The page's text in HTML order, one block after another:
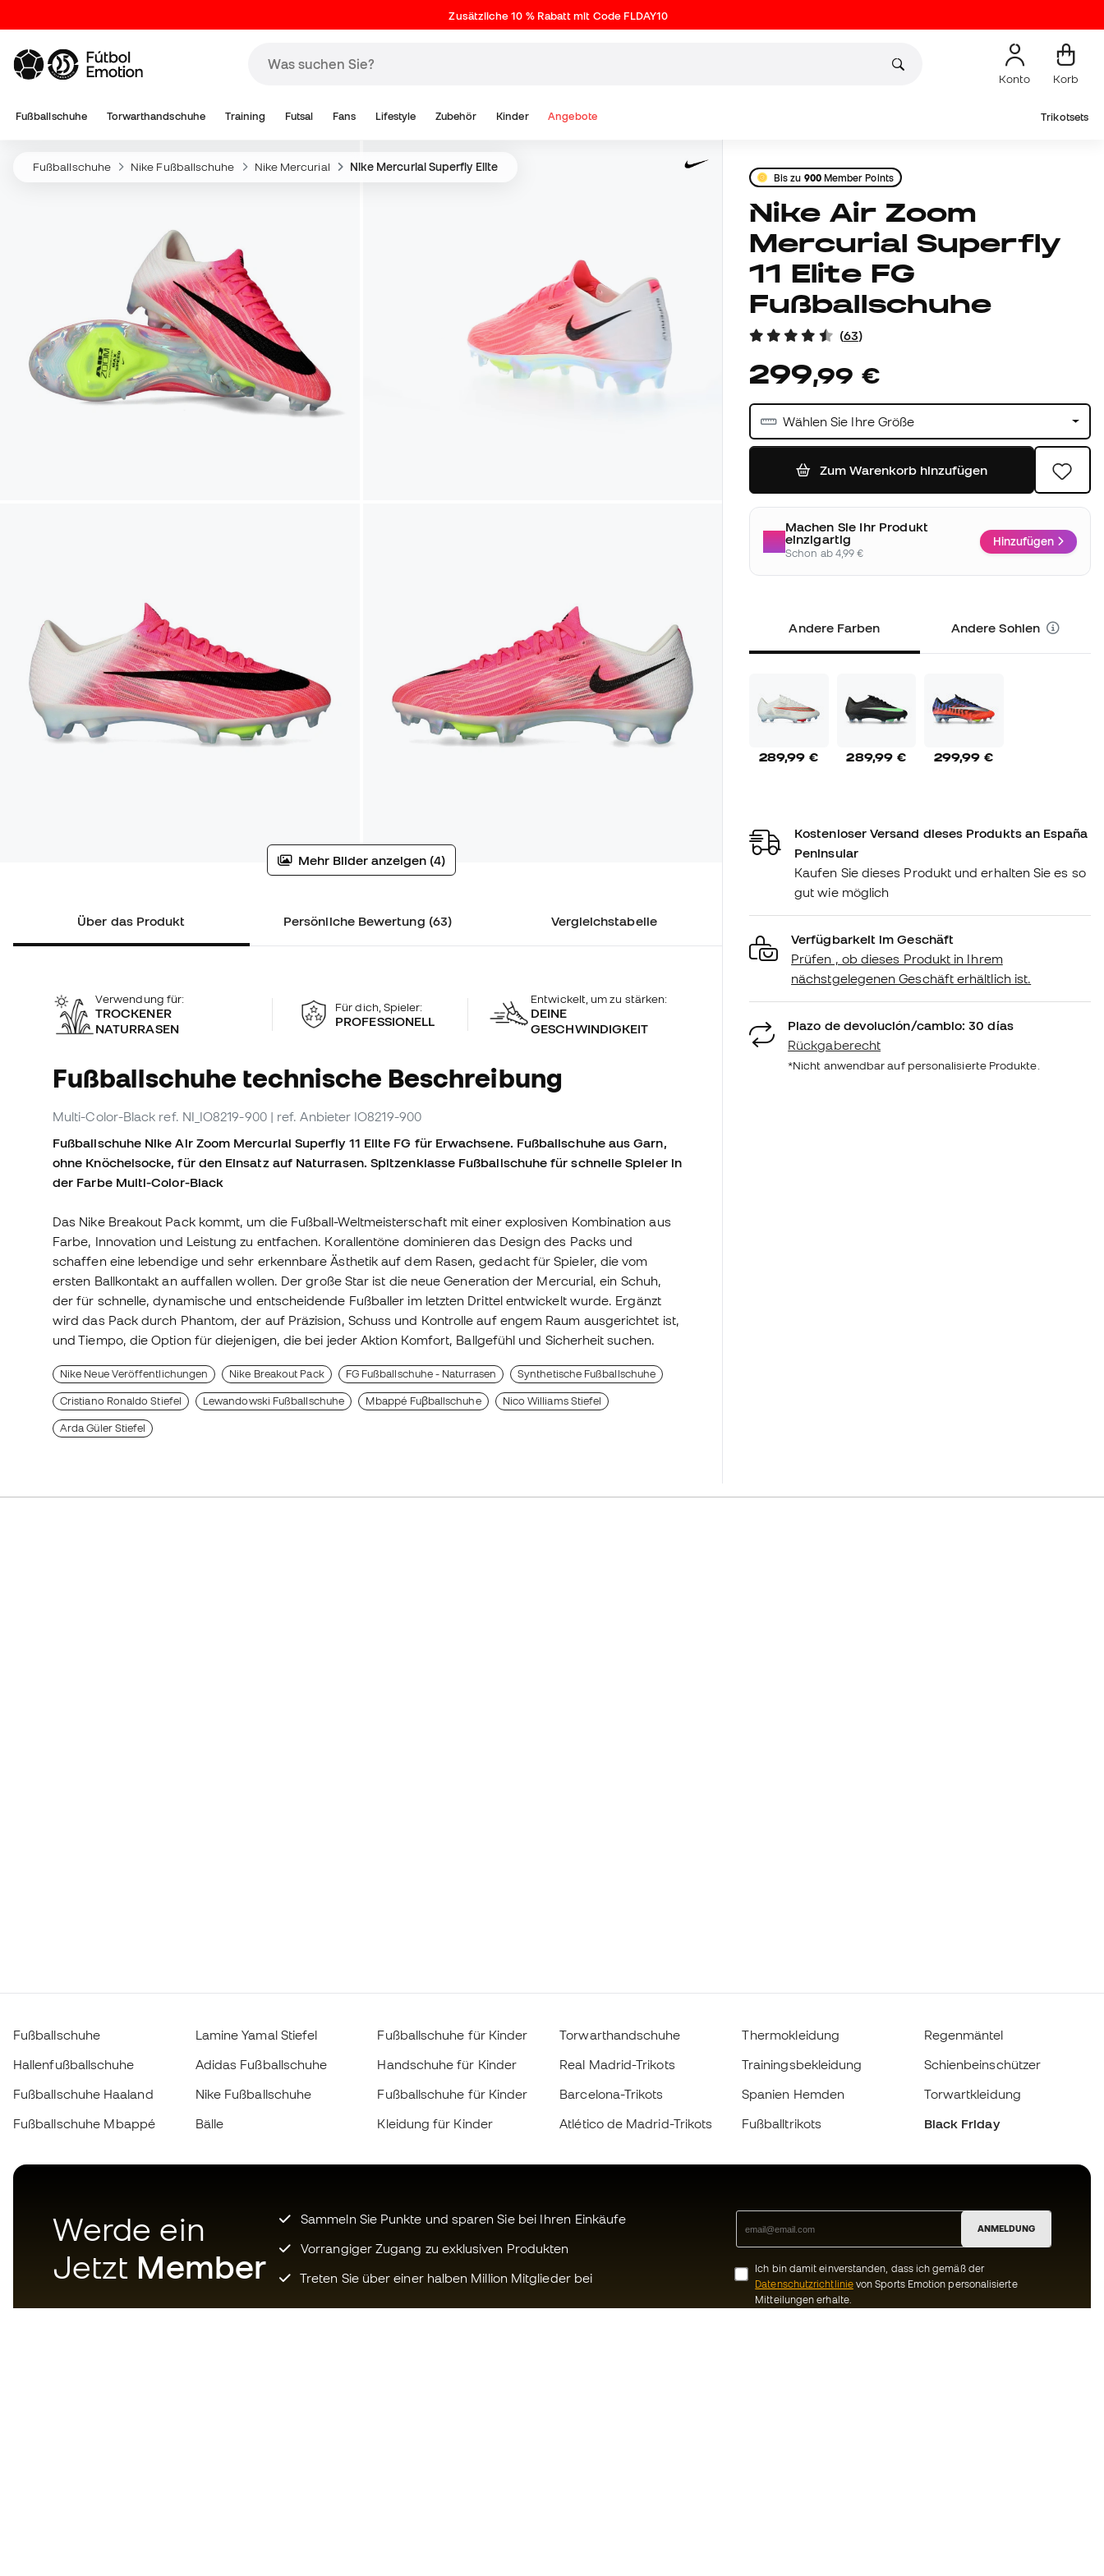
Zusätzliche 10 % Rabatt mit Code FLDAY10
Konto Korb
Fußballschuhe Torwarthandschuhe Training Futsal Fans Lifestyle Zubehör Kinder Angebote Trikotsets
Fußballschuhe Nike Fußballschuhe Nike Mercurial Nike Mercurial Superfly Elite
Mehr Bilder anzeigen (4)
Über das Produkt Persönliche Bewertung (63) Vergleichstabelle
Verwendung für:
TROCKENER
NATURRASEN
Für dich, Spieler:
PROFESSIONELL
Entwickelt, um zu stärken:
DEINE
GESCHWINDIGKEIT
Fußballschuhe technische Beschreibung
Multi-Color-Black ref. NI_IO8219-900 | ref. Anbieter IO8219-900
Fußballschuhe Nike Air Zoom Mercurial Superfly 11 Elite FG für Erwachsene. Fußballschuhe aus Garn,
ohne Knöchelsocke, für den Einsatz auf Naturrasen. Spitzenklasse Fußballschuhe für schnelle Spieler in
der Farbe Multi-Color-Black
Das Nike Breakout Pack kommt, um die Fußball-Weltmeisterschaft mit einer explosiven Kombination aus
Farbe, Innovation und Leistung zu entfachen. Korallentöne dominieren das Design des Packs und
schaffen eine lebendige und sehr erkennbare Ästhetik auf dem Rasen, gedacht für Spieler, die vom
ersten Ballkontakt an auffallen wollen. Der große Star ist die neue Generation der Mercurial, ein Schuh,
der für schnelle, dynamische und entscheidende Fußballer im letzten Drittel entwickelt wurde. Ergänzt
wird das Pack durch Phantom, der auf Präzision, Schuss und Kontrolle auf engem Raum ausgerichtet ist,
und Tiempo, die Option für diejenigen, die bei jeder Aktion Komfort, Ballgefühl und Sicherheit suchen.
Nike Neue Veröffentlichungen Nike Breakout Pack FG Fußballschuhe - Naturrasen Synthetische Fußballschuhe
Cristiano Ronaldo Stiefel Lewandowski Fußballschuhe Mbappé Fuβballschuhe Nico Williams Stiefel
Arda Güler Stiefel
Bis zu 900Member Points
Nike Air Zoom
Mercurial Superfly
11 Elite FG
Fußballschuhe
(63)
299,99 €
Wählen Sie Ihre Größe
Zum Warenkorb hinzufügen
Machen Sie Ihr Produkt
einzigartig
Schon ab 4,99 €
Hinzufügen
Andere Farben Andere Sohlen
289,99 € 289,99 € 299,99 €
Kostenloser Versand dieses Produkts an España
Peninsular
Kaufen Sie dieses Produkt und erhalten Sie es so
gut wie möglich
Verfügbarkeit im Geschäft
Prüfen , ob dieses Produkt in Ihrem
nächstgelegenen Geschäft erhältlich ist.
Plazo de devolución/cambio: 30 días
Rückgaberecht
*Nicht anwendbar auf personalisierte Produkte.
Fußballschuhe
Hallenfußballschuhe
Fußballschuhe Haaland
Fußballschuhe Mbappé
Lamine Yamal Stiefel
Adidas Fußballschuhe
Nike Fußballschuhe
Bälle
Fußballschuhe für Kinder
Handschuhe für Kinder
Fußballschuhe für Kinder
Kleidung für Kinder
Torwarthandschuhe
Real Madrid-Trikots
Barcelona-Trikots
Atlético de Madrid-Trikots
Thermokleidung
Trainingsbekleidung
Spanien Hemden
Fußballtrikots
Regenmäntel
Schienbeinschützer
Torwartkleidung
Black Friday
Werde ein
Jetzt Member
Sammeln Sie Punkte und sparen Sie bei Ihren Einkäufe
Vorrangiger Zugang zu exklusiven Produkten
Treten Sie über einer halben Million Mitglieder bei
ANMELDUNG
Ich bin damit einverstanden, dass ich gemäß der
Datenschutzrichtlinievon Sports Emotion personalisierte
Mitteilungen erhalte.